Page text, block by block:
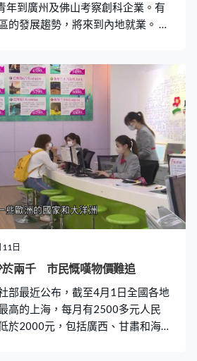
年到廣州及佛山考察創科企業。有
的發展趨勢，將來到內地就業。 廣
園方公布自本月8日起推出文物講解
州動物園前身所蘊含的歷史。
日
於兩千 市民慨嘆物價難追
部最近公布，截至4月1日全國各地
高的上海，每月有2500多元人民
於2000元，包括廣西、甘肅和海